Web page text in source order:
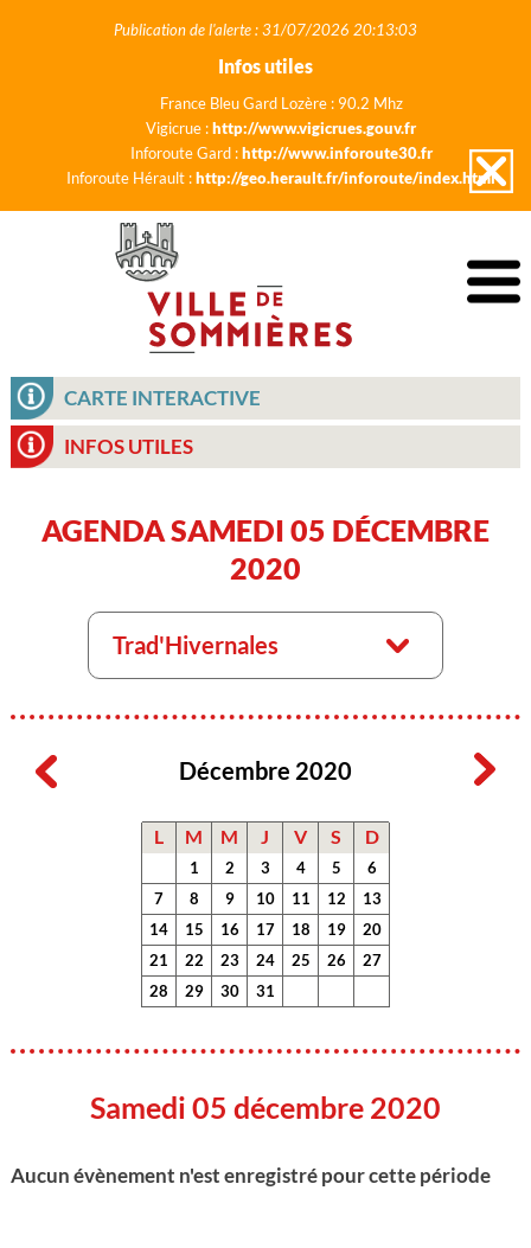
Publication de l'alerte : 31/07/2026 20:13:03
Infos utiles
France Bleu Gard Lozère : 90.2 Mhz
Vigicrue :http://www.vigicrues.gouv.fr
Inforoute Gard :http://www.inforoute30.fr
Inforoute Hérault :http://geo.herault.fr/inforoute/index.html
CARTE INTERACTIVE
INFOS UTILES
AGENDA SAMEDI 05 DÉCEMBRE
2020
Trad'Hivernales
Décembre 2020
L M M J V S D
1 2 3 4 5
6
7
8 9 10 11 12
13
14
15 16 17 18 19
20
21
22 23 24 25 26
27
28
29 30 31
Samedi 05 décembre 2020
Aucun évènement n'est enregistré pour cette période